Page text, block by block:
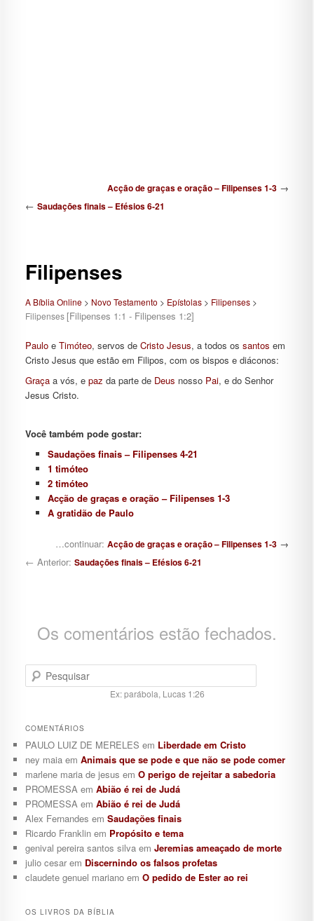
Navegação de postsAcção de graças e oração – Filipenses 1-3 →
← Saudações finais – Efésios 6-21
Filipenses
A Bíblia Online> Novo Testamento > Epístolas> Filipenses>
Filipenses [Filipenses 1:1 - Filipenses 1:2]
Pauloe Timóteo, servos de Cristo Jesus, a todos os santos em
Cristo Jesus que estão em Filipos, com os bispos e diáconos:
Graçaa vós, e paz da parte de Deus nosso Pai, e do Senhor
Jesus Cristo.
Você também pode gostar:
Saudações finais – Filipenses 4-21
1 timóteo
2 timóteo
Acção de graças e oração – Filipenses 1-3
A gratidão de Paulo
Navegação de posts
…continuar: Acção de graças e oração – Filipenses 1-3 →
← Anterior: Saudações finais – Efésios 6-21
Os comentários estão fechados.
Pesquisar
Ex: parábola, Lucas 1:26
COMENTÁRIOS
PAULO LUIZ DE MERELES em Liberdade em Cristo
ney maiaem Animais que se pode e que não se pode comer
marlene maria de jesus em O perigo de rejeitar a sabedoria
PROMESSA em Abião é rei de Judá
PROMESSA em Abião é rei de Judá
Alex Fernandes em Saudações finais
Ricardo Franklinem Propósito e tema
genival pereira santos silvaem Jeremias ameaçado de morte
julio cesarem Discernindo os falsos profetas
claudete genuel marianoem O pedido de Ester ao rei
OS LIVROS DA BÍBLIA